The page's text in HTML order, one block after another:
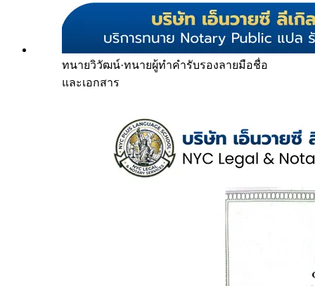
ทนายวิวัฒน์·ทนายผู้ทำคำรับรองลายมือชื่อ
และเอกสาร